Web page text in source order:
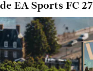
de EA Sports FC 27